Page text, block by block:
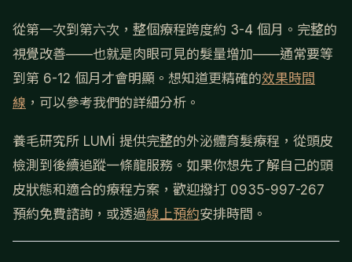
從第一次到第六次，整個療程跨度約 3-4 個月。完整的
視覺改善——也就是肉眼可見的髮量增加——通常要等
到第 6-12 個月才會明顯。想知道更精確的效果時間
線 ，可以參考我們的詳細分析。
養毛研究所 LUMİ 提供完整的外泌體育髮療程，從頭皮
檢測到後續追蹤一條龍服務。如果你想先了解自己的頭
皮狀態和適合的療程方案，歡迎撥打 0935-997-267
預約免費諮詢，或透過線上預約安排時間。